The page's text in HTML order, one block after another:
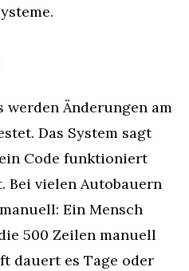
werden Änderungen am
Das System sagt
Code funktioniert
Bei vielen Autobauern
Ein Mensch
500 Zeilen manuell
dauert es Tage oder